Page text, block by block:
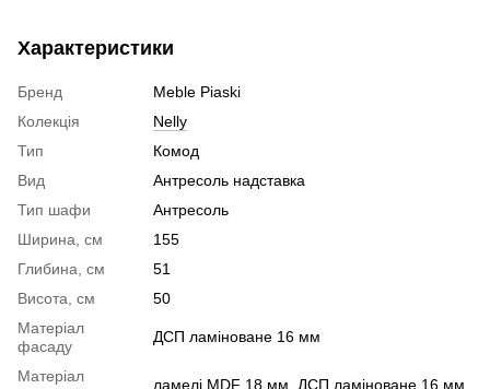
Характеристики
Бренд
Meble Piaski
Колекція
Nelly
Тип
Комод
Вид
Антресоль надставка
Тип шафи
Антресоль
Ширина, см
155
Глибина, см
51
Висота, см
50
Матеріал
фасаду
ДСП ламіноване 16 мм
Матеріал
ламелі MDF 18 мм, ДСП ламіноване 16 мм